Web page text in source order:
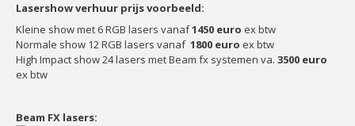
Lasershow verhuur prijs voorbeeld:
Kleine show met 6 RGB lasers vanaf1450 euro ex btw
Normale show 12 RGB lasers vanaf 1800 euro ex btw
High Impact show 24 lasers met Beam fx systemen va. 3500 euro
ex btw
Beam FX lasers: